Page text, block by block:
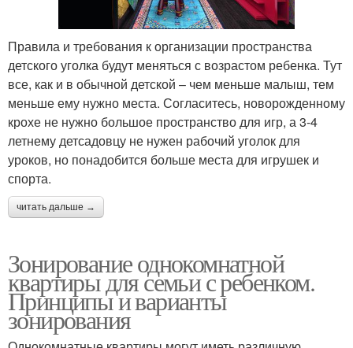
Правила и требования к организации пространства
детского уголка будут меняться с возрастом ребенка. Тут
все, как и в обычной детской – чем меньше малыш, тем
меньше ему нужно места. Согласитесь, новорожденному
крохе не нужно большое пространство для игр, а 3-4
летнему детсадовцу не нужен рабочий уголок для
уроков, но понадобится больше места для игрушек и
спорта.
читать дальше →
Зонирование однокомнатной
квартиры для семьи с ребенком.
Принципы и варианты
зонирования